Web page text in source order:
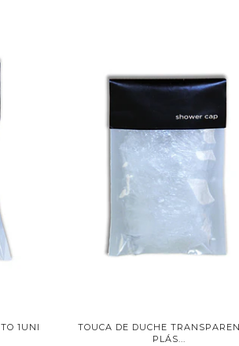
1UNI
TOUCA DE DUCHE
PLÁS...